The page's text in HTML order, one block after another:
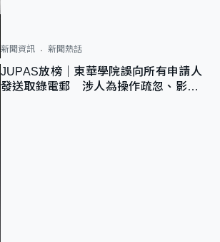
新聞資訊 新聞熱話
JUPAS放榜｜東華學院誤向所有申請人
發送取錄電郵 涉人為操作疏忽、影響